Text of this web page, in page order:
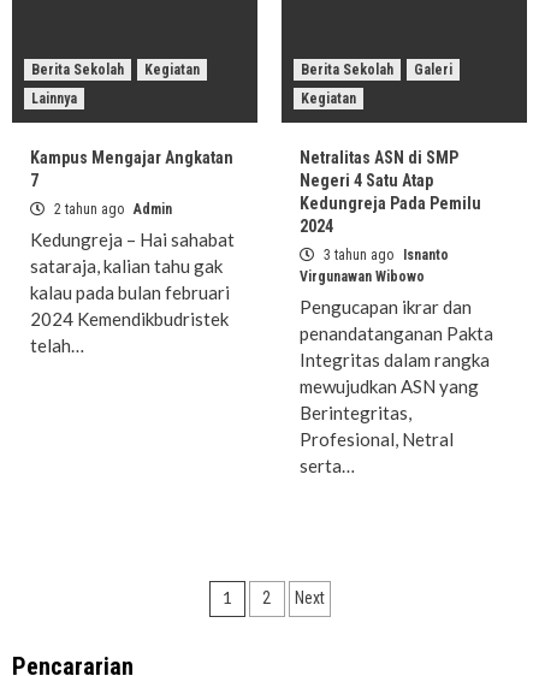
Berita Sekolah
Kegiatan
Lainnya
Kampus Mengajar Angkatan
7
2 tahun ago Admin
Kedungreja – Hai sahabat
sataraja, kalian tahu gak
kalau pada bulan februari
2024 Kemendikbudristek
telah…
Berita Sekolah
Galeri
Kegiatan
Netralitas ASN di SMP
Negeri 4 Satu Atap
Kedungreja Pada Pemilu
2024
3 tahun ago
Isnanto
Virgunawan Wibowo
Pengucapan ikrar dan
penandatanganan Pakta
Integritas dalam rangka
mewujudkan ASN yang
Berintegritas,
Profesional, Netral
serta…
Paginasi
1 2 Next
Pencararian